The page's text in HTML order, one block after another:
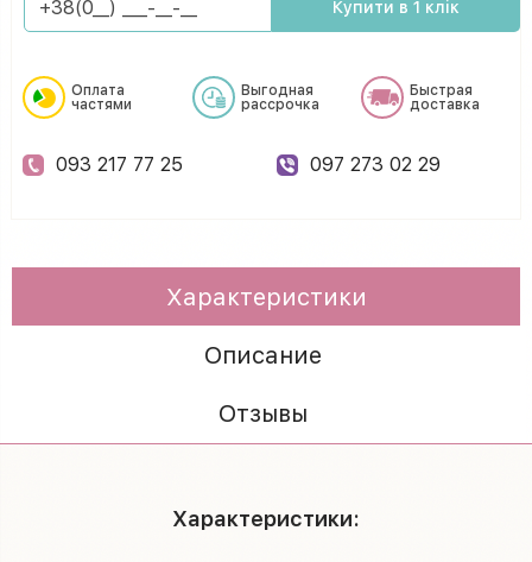
Купити в 1 клік
Оплата
частями
Выгодная
рассрочка
Быстрая
доставка
093 217 77 25 097 273 02 29
Характеристики
Описание
Отзывы
Характеристики: